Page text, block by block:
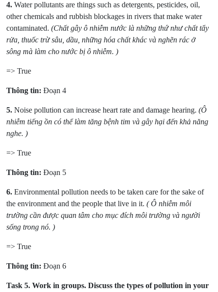
4. Water pollutants are things such as detergents, pesticides, oil,
other chemicals and rubbish blockages in rivers that make water
contaminated.(Chất gây ô nhiễm nước là những thứ như chất tẩy
rửa, thuốc trừ sâu, dầu, những hóa chất khác và nghẽn rác ở
sông mà làm cho nước bị ô nhiễm. )
=> True
Thông tin: Đoạn 4
5. Noise pollution can increase heart rate and damage hearing.(Ô
nhiễm tiếng ồn có thể làm tăng bệnh tim và gây hại đến khả năng
nghe. )
=> True
Thông tin: Đoạn 5
6. Environmental pollution needs to be taken care for the sake of
the environment and the people that live in it.( Ô nhiễm môi
trường cần được quan tâm cho mục đích môi trường và người
sống trong nó. )
=> True
Thông tin: Đoạn 6
Task 5. Work in groups. Discuss the types of pollution in your